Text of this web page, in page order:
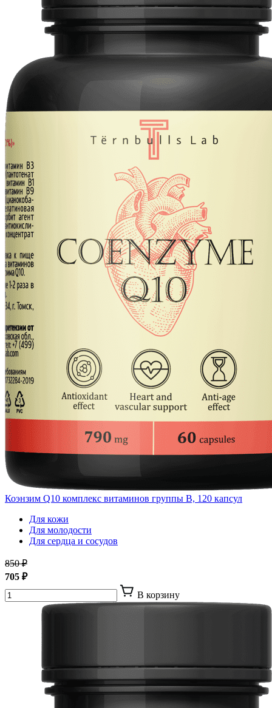
Коэнзим Q10 комплекс витаминов группы B, 120 капсул
Для кожи
Для молодости
Для сердца и сосудов
850 ₽
705 ₽
В корзину